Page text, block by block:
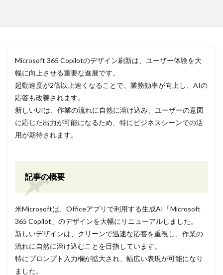
Microsoft 365 Copilotのデザイン刷新は、ユーザー体験を大
幅に向上させる重要な進展です。
起動速度が2倍以上速くなることで、業務効率が向上し、AIの
応答も改善されます。
新しいUIは、作業の流れに自然に溶け込み、ユーザーの意図
に応じた出力が可能になるため、特にビジネスシーンでの活
用が期待されます。
記事の概要
米Microsoftは、Officeアプリで利用する生成AI「Microsoft
365 Copilot」のデザインを大幅にリニューアルしました。
新しいデザインは、クリーンで迅速な応答を重視し、作業の
流れに自然に溶け込むことを目指しています。
特にプロンプト入力欄が拡大され、幅広い表現が可能になり
ました。